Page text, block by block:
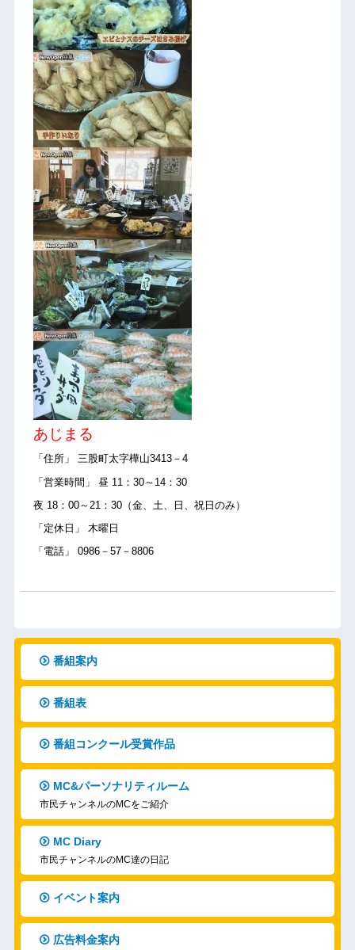
あじまる
「住所」 三股町太字樺山3413－4
「営業時間」 昼 11：30～14：30
夜 18：00～21：30（金、土、日、祝日のみ）
「定休日」 木曜日
「電話」 0986－57－8806
番組案内
番組表
番組コンクール受賞作品
MC&パーソナリティルーム
市民チャンネルのMCをご紹介
MC Diary
市民チャンネルのMC達の日記
イベント案内
広告料金案内